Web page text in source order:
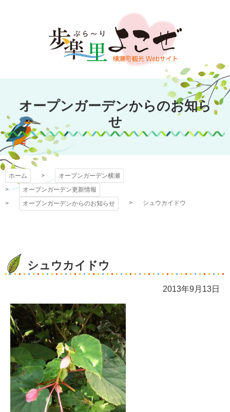
文
キ
プ
オープンガーデン
横瀬
オープンガーデンからのお知ら
せ
ホーム
オープンガーデン横瀬
オープンガーデン更新情報
オープンガーデンからのお知らせ
シュウカイドウ
シュウカイドウ
2013年9月13日